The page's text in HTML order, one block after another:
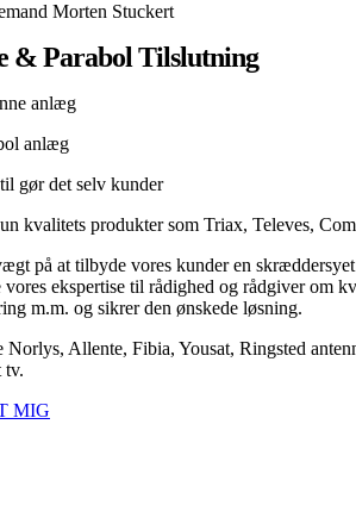
Morten Stuckert
& Parabol Tilslutning
anlæg
anlæg
gør det selv kunder
kvalitets produkter som Triax, Televes,
på at tilbyde vores kunder en
vores ekspertise til rådighed og rådgiver om
m.m. og sikrer den ønskede løsning.
Norlys, Allente, Fibia, Yousat, Ringsted
tv.
MIG